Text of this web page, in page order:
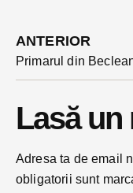
ANTERIOR
Lasă un
Adresa ta de email
obligatorii sunt